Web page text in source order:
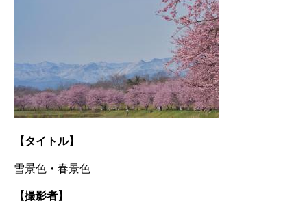
【タイトル】
雪景色・春景色
【撮影者】